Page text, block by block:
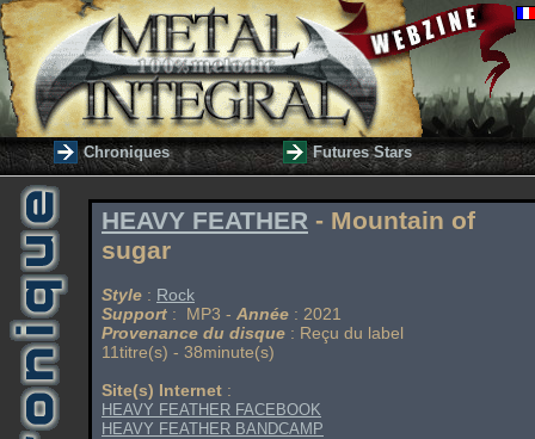
Chroniques Futures Stars
HEAVY FEATHER - Mountain of
sugar
Style : Rock
Support : MP3 - Année : 2021
Provenance du disque : Reçu du label
11titre(s) - 38minute(s)
Site(s) Internet :
HEAVY FEATHER FACEBOOK
HEAVY FEATHER BANDCAMP